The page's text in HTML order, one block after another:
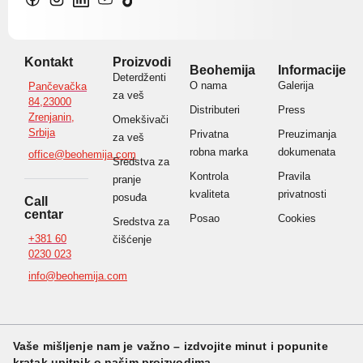
Kontakt
Pančevačka
84,23000
Zrenjanin,
Srbija
office@beohemija.com
Call
centar
+381 60
0230 023
info@beohemija.com
Proizvodi
Deterdženti
za veš
Omekšivači
za veš
Sredstva za
pranje
posuđa
Sredstva za
čišćenje
Beohemija
O nama
Distributeri
Privatna
robna marka
Kontrola
kvaliteta
Posao
Informacije
Galerija
Press
Preuzimanja
dokumenata
Pravila
privatnosti
Cookies
Vaše mišljenje nam je važno – izdvojite minut i popunite